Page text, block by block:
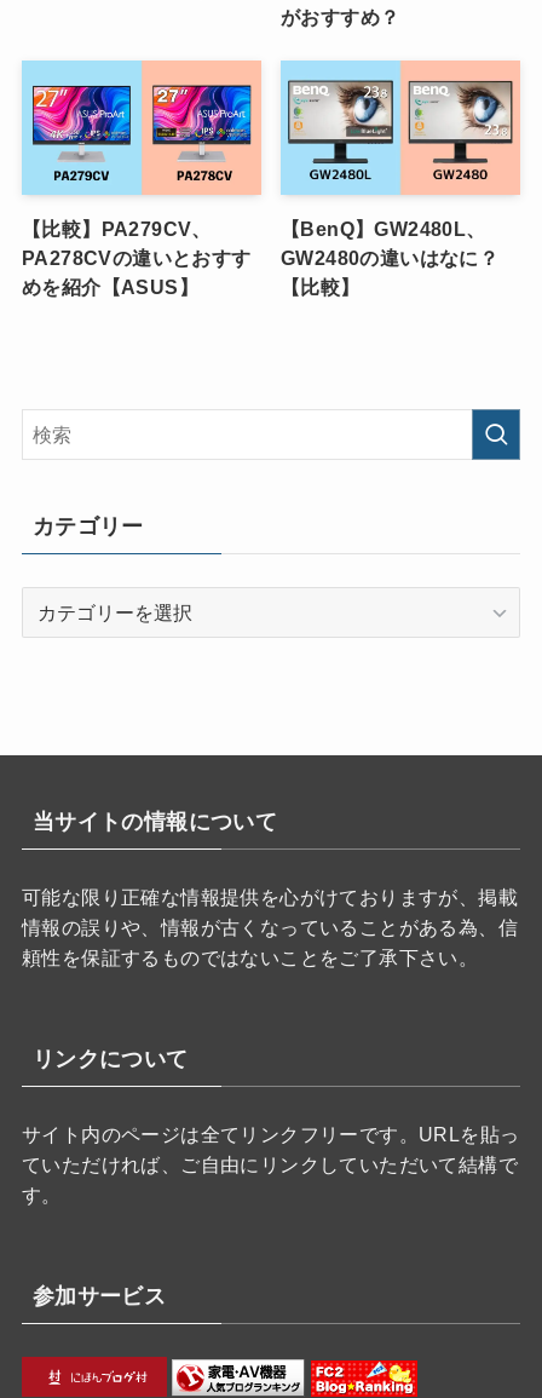
がおすすめ？
【比較】PA279CV、
PA278CVの違いとおすす
めを紹介【ASUS】
【BenQ】GW2480L、
GW2480の違いはなに？
【比較】
カテゴリー
当サイトの情報について
可能な限り正確な情報提供を心がけておりますが、掲載
情報の誤りや、情報が古くなっていることがある為、信
頼性を保証するものではないことをご了承下さい。
リンクについて
サイト内のページは全てリンクフリーです。URLを貼っ
ていただければ、ご自由にリンクしていただいて結構で
す。
参加サービス